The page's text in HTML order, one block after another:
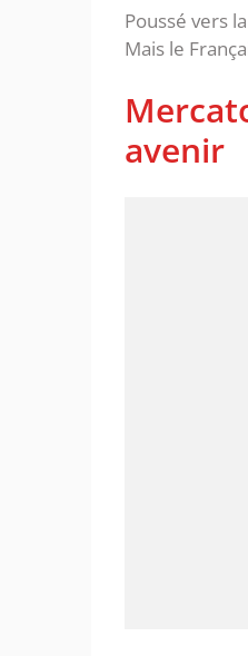
Poussé vers
Mais le
avenir